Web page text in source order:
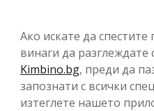
Ако искате да
винаги да
Kimbino.bg, преди да
запознати с всички
изтеглете нашето